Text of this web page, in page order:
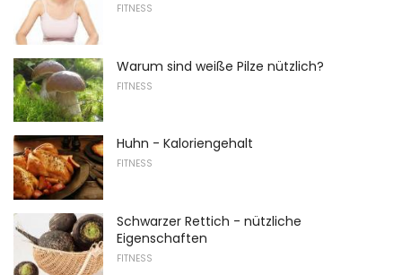
FITNESS
Warum sind weiße Pilze nützlich?
FITNESS
Huhn - Kaloriengehalt
FITNESS
Schwarzer Rettich - nützliche
Eigenschaften
FITNESS